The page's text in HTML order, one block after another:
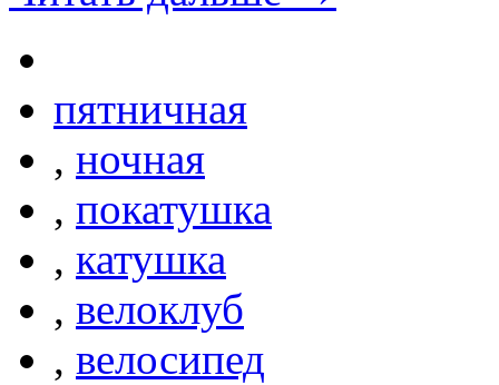
пятничная
, ночная
, покатушка
, катушка
, велоклуб
, велосипед